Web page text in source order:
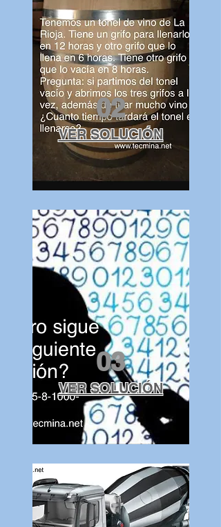
02
VER SOLUCIÓN
03
VER SOLUCIÓN